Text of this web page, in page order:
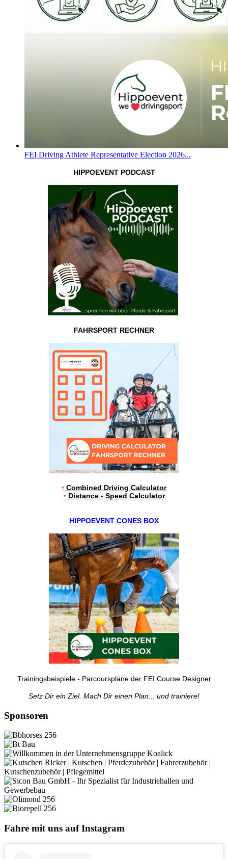
FEI Driving Athlete Representative Election 2026...
HIPPOEVENT PODCAST
FAHRSPORT RECHNER
• Combined Driving Calculator
•Distance - Speed Calculator
HIPPOEVENT CONES BOX
Trainingsbeispiele - Parcourspläne der FEI Course Designer
Setz Dir ein Ziel. Mach Dir einen Plan... und trainiere!
Sponsoren
Fahre mit uns auf Instagram